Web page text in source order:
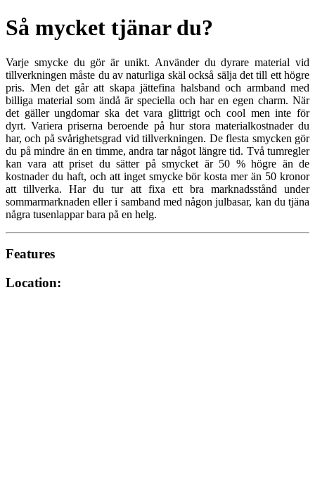
Så mycket tjänar du?
Varje smycke du gör är unikt. Använder du dyrare material vid
tillverkningen måste du av naturliga skäl också sälja det till ett högre
pris. Men det går att skapa jättefina halsband och armband med
billiga material som ändå är speciella och har en egen charm. När
det gäller ungdomar ska det vara glittrigt och cool men inte för
dyrt. Variera priserna beroende på hur stora materialkostnader du
har, och på svårighetsgrad vid tillverkningen. De flesta smycken gör
du på mindre än en timme, andra tar något längre tid. Två tumregler
kan vara att priset du sätter på smycket är 50 % högre än de
kostnader du haft, och att inget smycke bör kosta mer än 50 kronor
att tillverka. Har du tur att fixa ett bra marknadsstånd under
sommarmarknaden eller i samband med någon julbasar, kan du tjäna
några tusenlappar bara på en helg.
Features
Location: